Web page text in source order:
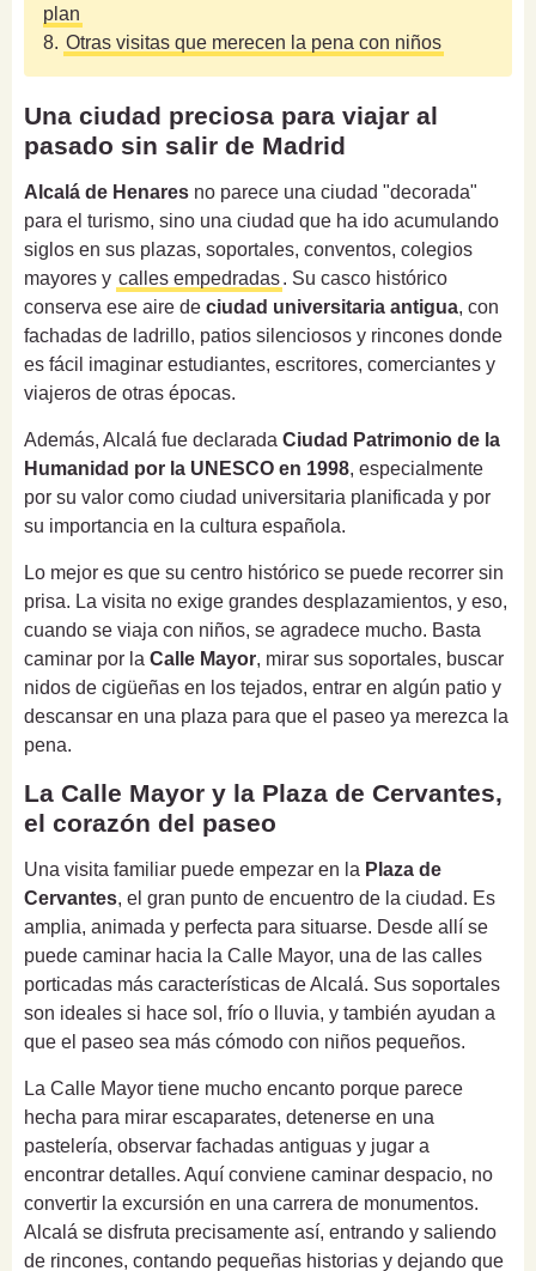
plan
8. Otras visitas que merecen la pena con niños
Una ciudad preciosa para viajar al
pasado sin salir de Madrid
Alcalá de Henares no parece una ciudad "decorada"
para el turismo, sino una ciudad que ha ido acumulando
siglos en sus plazas, soportales, conventos, colegios
mayores y calles empedradas. Su casco histórico
conserva ese aire de ciudad universitaria antigua, con
fachadas de ladrillo, patios silenciosos y rincones donde
es fácil imaginar estudiantes, escritores, comerciantes y
viajeros de otras épocas.
Además, Alcalá fue declarada Ciudad Patrimonio de la
Humanidad por la UNESCO en 1998, especialmente
por su valor como ciudad universitaria planificada y por
su importancia en la cultura española.
Lo mejor es que su centro histórico se puede recorrer sin
prisa. La visita no exige grandes desplazamientos, y eso,
cuando se viaja con niños, se agradece mucho. Basta
caminar por la Calle Mayor, mirar sus soportales, buscar
nidos de cigüeñas en los tejados, entrar en algún patio y
descansar en una plaza para que el paseo ya merezca la
pena.
La Calle Mayor y la Plaza de Cervantes,
el corazón del paseo
Una visita familiar puede empezar en la Plaza de
Cervantes, el gran punto de encuentro de la ciudad. Es
amplia, animada y perfecta para situarse. Desde allí se
puede caminar hacia la Calle Mayor, una de las calles
porticadas más características de Alcalá. Sus soportales
son ideales si hace sol, frío o lluvia, y también ayudan a
que el paseo sea más cómodo con niños pequeños.
La Calle Mayor tiene mucho encanto porque parece
hecha para mirar escaparates, detenerse en una
pastelería, observar fachadas antiguas y jugar a
encontrar detalles. Aquí conviene caminar despacio, no
convertir la excursión en una carrera de monumentos.
Alcalá se disfruta precisamente así, entrando y saliendo
de rincones, contando pequeñas historias y dejando que